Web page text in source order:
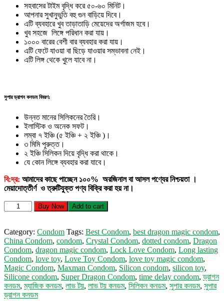
সহবাসের টাইম বৃদ্ধি করে ৫০-৬০ মিনিট।
আপনার সুখানুভুতি বহু গুন বাড়িয়ে দিবে।
এটি ব্যবহারে খুব তাড়াতাড়ি মেয়েদের অর্গাজম হবে।
খুব সহজে লিঙ্গে পরিধান করা যায়।
১০০০ বারের বেশী বার ব্যবহার করা যায়।
এটি ফেটে যাওয়া বা ছিড়ে যাওয়ার সম্ভাবনা নেই।
এটি লিঙ্গ থেকে খুলে যাবে না।
সুপার ড্রাগন কনডম বিবরণ:
উন্নত মানের সিলিকনের তৈরি।
ইলাস্টিক ও অনেক সফট।
লম্বা ৭ ইঞ্চি (৫ ইঞ্চি + ২ ইঞ্চি )।
৩ মিমি পুরুত্ত।
২ ইঞ্চি সিলিকন দিয়ে বৃদ্ধি করা থাকে।
যে কোন লিঙ্গে ব্যবহার করা যাবে।
বি:দ্র: আমাদের কাছে পাচ্ছেন ১০০% অরজিনাল বা আসল পণ্যের নিশ্চয়তা ।
মেয়াদোত্তীর্ণ ও ত্রুটিযুক্ত পণ্য বিক্রি করা হয় না।
Super
Dragon
(Pink)
quantity
Buy Now Add to cart
Category: Condom Tags: Best Condom, best dragon magic condom,
China Condom, condom, Crystal Condom, dotted condom, Dragon
Condom, dragon magic condom, Lock Love Condom, Long lasting
Condom, love toy, Love Toy Condom, love toy magic condom,
Magic Condom, Maxman Condom, Silicon condom, silicon toy,
Silicone condom, Super Dragon Condom, time delay condom,ড্রাগন
কনডম,ম্যাজিক কনডম, লাভ টয়, লাভ টয় কনডম, সিলিকন কনডম, সুপার কনডম, সুপার
ড্রাগন কনডম